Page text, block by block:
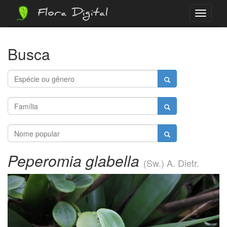
Menu
Flora Digital
Busca
Peperomia glabella (Sw.) A. Dietr.